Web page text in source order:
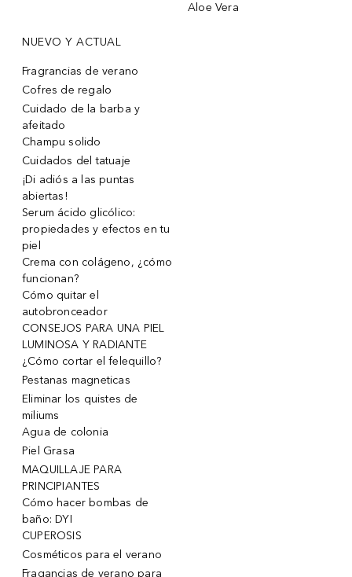
Aloe Vera
NUEVO Y ACTUAL
Fragrancias de verano
Cofres de regalo
Cuidado de la barba y
afeitado
Champu solido
Cuidados del tatuaje
¡Di adiós a las puntas
abiertas!
Serum ácido glicólico:
propiedades y efectos en tu
piel
Crema con colágeno, ¿cómo
funcionan?
Cómo quitar el
autobronceador
CONSEJOS PARA UNA PIEL
LUMINOSA Y RADIANTE
¿Cómo cortar el felequillo?
Pestanas magneticas
Eliminar los quistes de
miliums
Agua de colonia
Piel Grasa
MAQUILLAJE PARA
PRINCIPIANTES
Cómo hacer bombas de
baño: DYI
CUPEROSIS
Cosméticos para el verano
Fragancias de verano para